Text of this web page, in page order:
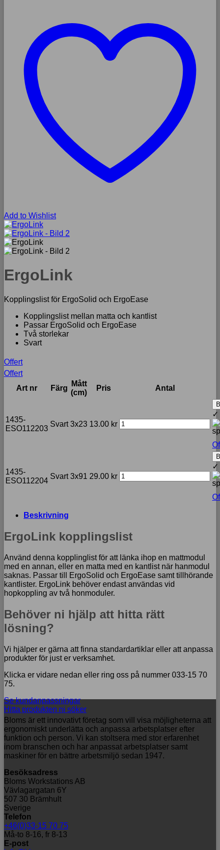
Add to Wishlist
ErgoLink
Kopplingslist för ErgoSolid och ErgoEase
Kopplingslist mellan matta och kantlist
Passar ErgoSolid och ErgoEase
Två storlekar
Svart
Offert
Offert
Art nr
Färg
Mått
(cm)
Pris Antal
1435-
ESO112203
Svart 3x23 13.00 kr
✓
1435-
ESO112204
Svart 3x91 29.00 kr
✓
Beskrivning
ErgoLink kopplingslist
Använd denna kopplinglist för att länka ihop en mattmodul
med en annan, eller en matta med en kantlist när hanmodul
saknas. Passar till ErgoSolid och ErgoEase samt tillhörande
kantlister. ErgoLink behöver endast användas vid
hopkoppling av två honmoduler.
Behöver ni hjälp att hitta rätt
lösning?
Vi hjälper er gärna att finna standardartiklar eller att anpassa
produkter för just er verksamhet.
Klicka er vidare nedan eller ring oss på nummer 033-15 70
75.
Se kundanpassningar
Hitta produkten ni söker
Bloms är ett innovativt företag som vill visa möjligheterna att
ergonomiskt underlätta och anpassa arbetsplatser efter
funktion och person. Vi kan stoltsera med stor erfarenhet
inom branschen och har anpassat arbetsplatser samt
maskiner för en bättre arbetsmiljö sedan 1947.
Besöksadress
Bloms Workstations AB
Vävlagargatan 6Y
507 30 Brämhult
Sverige
Telefon
+46(0)33-15 70 75
Må-to 8-16, fr 8-13
E-post